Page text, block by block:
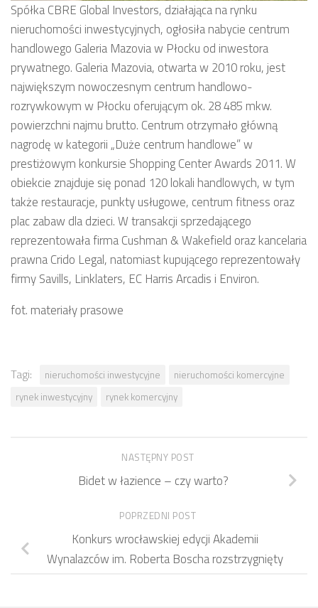
Spółka CBRE Global Investors, działająca na rynku
nieruchomości inwestycyjnych, ogłosiła nabycie centrum
handlowego Galeria Mazovia w Płocku od inwestora
prywatnego. Galeria Mazovia, otwarta w 2010 roku, jest
największym nowoczesnym centrum handlowo-
rozrywkowym w Płocku oferującym ok. 28 485 mkw.
powierzchni najmu brutto. Centrum otrzymało główną
nagrodę w kategorii „Duże centrum handlowe” w
prestiżowym konkursie Shopping Center Awards 2011. W
obiekcie znajduje się ponad 120 lokali handlowych, w tym
także restauracje, punkty usługowe, centrum fitness oraz
plac zabaw dla dzieci. W transakcji sprzedającego
reprezentowała firma Cushman & Wakefield oraz kancelaria
prawna Crido Legal, natomiast kupującego reprezentowały
firmy Savills, Linklaters, EC Harris Arcadis i Environ.
fot. materiały prasowe
Tagi: nieruchomości inwestycyjne
nieruchomości komercyjne
rynek inwestycyjny
rynek komercyjny
NASTĘPNY POST
Bidet w łazience – czy warto?
POPRZEDNI POST
Konkurs wrocławskiej edycji Akademii
Wynalazców im. Roberta Boscha rozstrzygnięty